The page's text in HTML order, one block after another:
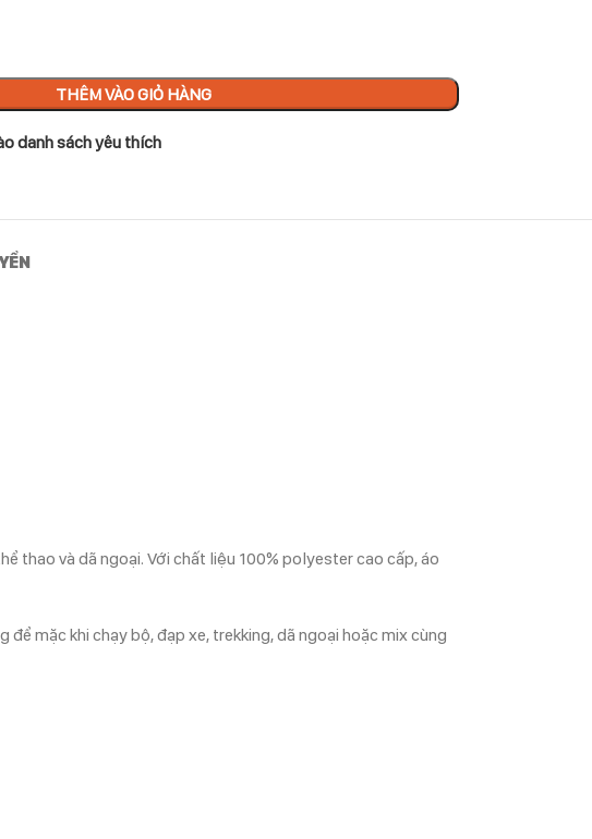
THÊM VÀO GIỎ HÀNG
danh sách yêu thích
thao và dã ngoại. Với chất liệu 100% polyester cao cấp, áo
mặc khi chạy bộ, đạp xe, trekking, dã ngoại hoặc mix cùng